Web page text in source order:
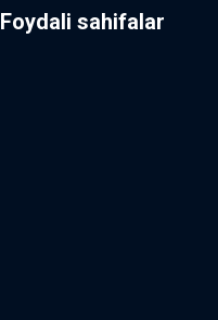
Foydali sahifalar